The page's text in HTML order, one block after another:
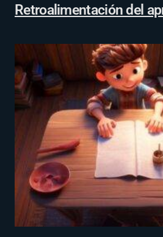
Retroalimentación del